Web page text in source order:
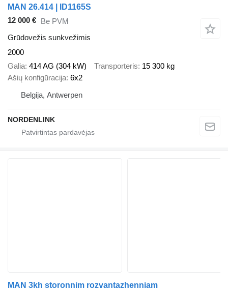
MAN 26.414 | ID1165S
12 000 € Be PVM
Grūdovežis sunkvežimis
2000
Galia 414 AG (304 kW) Transporteris 15 300 kg
Ašių konfigūracija 6x2
Belgija, Antwerpen
NORDENLINK
MAN 3kh storonnim rozvantazhenniam